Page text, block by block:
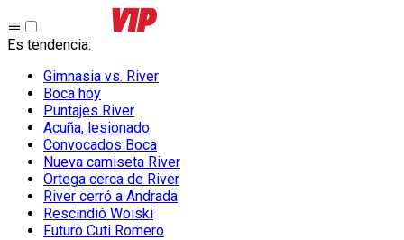
Es tendencia:
Gimnasia vs. River
Boca hoy
Puntajes River
Acuña, lesionado
Convocados Boca
Nueva camiseta River
Ortega cerca de River
River cerró a Andrada
Rescindió Woiski
Futuro Cuti Romero